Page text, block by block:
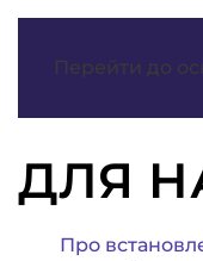
Перейти до
ДЛЯ
Про